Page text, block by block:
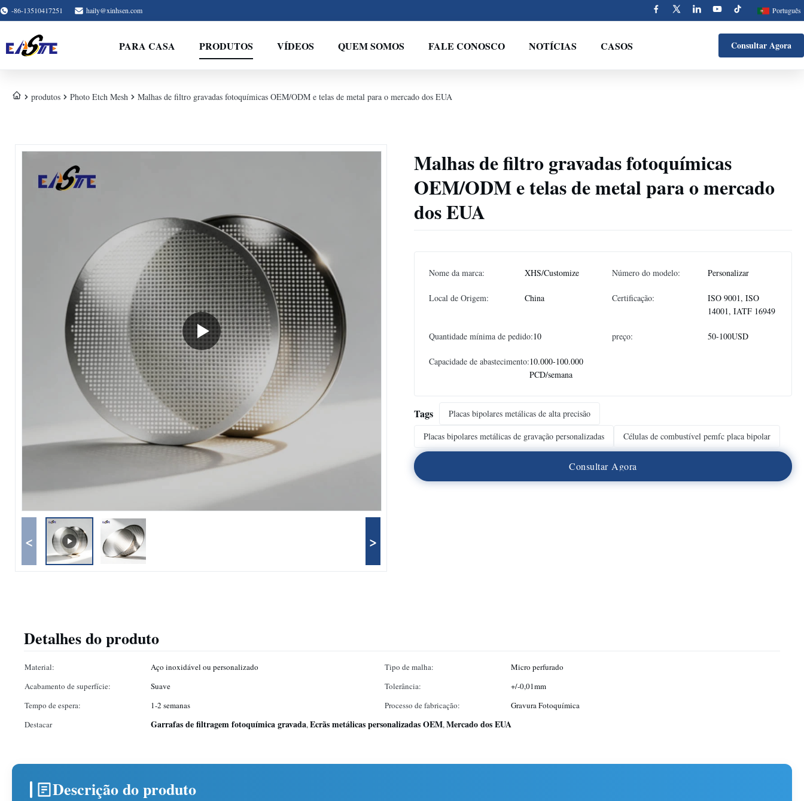
-86-13510417251 haily@xinhsen.com Português
PARA CASA PRODUTOS VÍDEOS QUEM SOMOS FALE CONOSCO NOTÍCIAS CASOS Consultar Agora
produtos Photo Etch Mesh Malhas de filtro gravadas fotoquímicas OEM/ODM e telas de metal para o mercado dos EUA
< >
Malhas de filtro gravadas fotoquímicas
OEM/ODM e telas de metal para o mercado
dos EUA
Nome da marca: XHS/Customize Número do modelo: Personalizar
Local de Origem: China Certificação:
ISO 9001, ISO
14001, IATF 16949
Quantidade mínima de pedido:10 preço: 50-100USD
Capacidade de abastecimento:10.000-100.000
PCD/semana
Tags
Placas bipolares metálicas de alta precisão
Placas bipolares metálicas de gravação personalizadas
Células de combustível pemfc placa bipolar
Consultar Agora
Detalhes do produto
Material: Aço inoxidável ou personalizado Tipo de malha:
Micro perfurado
Acabamento de superfície:
Suave Tolerância:
+/-0,01mm
Tempo de espera:
1-2 semanas Processo de fabricação:
Gravura Fotoquímica
Destacar
Garrafas de filtragem fotoquímica gravada,Ecrãs metálicas personalizadas OEM,Mercado dos EUA
Descrição do produto